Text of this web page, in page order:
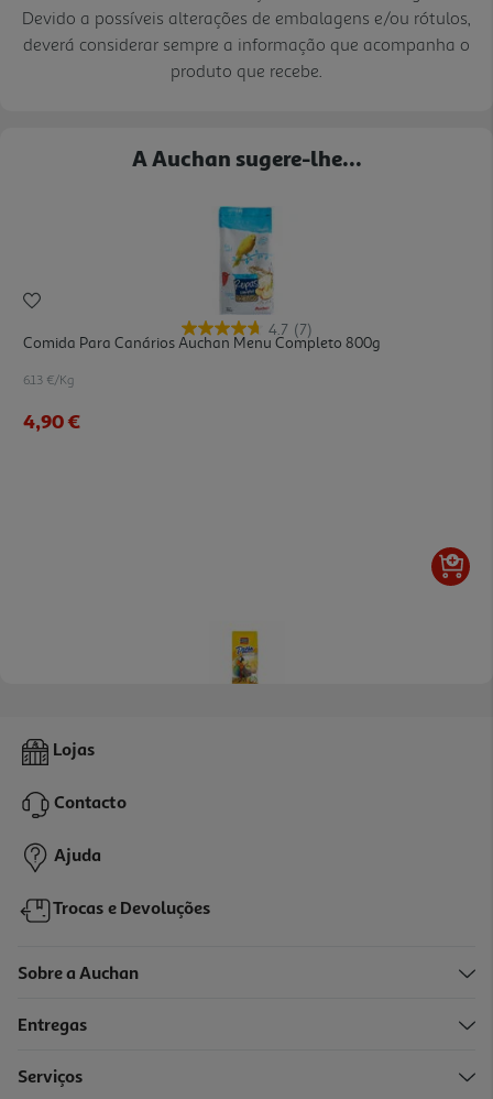
Devido a possíveis alterações de embalagens e/ou rótulos,
deverá considerar sempre a informação que acompanha o
produto que recebe.
A Auchan sugere-lhe...
4.7 (7)
Comida Para Canários Auchan Menu Completo 800g
6.13 €/Kg
4,90 €
Papa Fortificante Riga Ovo E Mel 100g
2,65 €
Lojas
Contacto
Ajuda
Trocas e Devoluções
Sobre a Auchan
Entregas
Serviços